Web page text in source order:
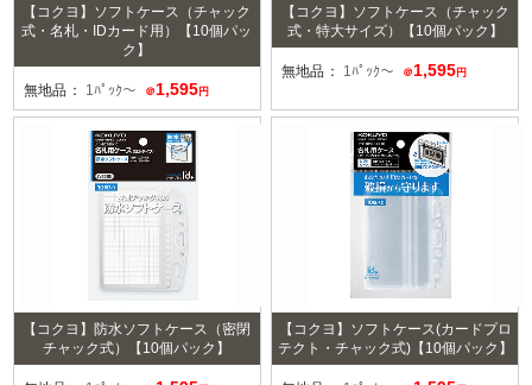
【コクヨ】ソフトケース（チャック
式・名札・IDカード用）【10個パッ
ク】
無地品： 1ﾊﾟｯｸ～ ＠ 1,595 円
【コクヨ】ソフトケース（チャック
式・特大サイズ）【10個パック】
無地品： 1ﾊﾟｯｸ～ ＠ 1,595 円
【コクヨ】防水ソフトケース（密閉
チャック式）【10個パック】
【コクヨ】ソフトケース(カードプロ
テクト・チャック式)【10個パック】